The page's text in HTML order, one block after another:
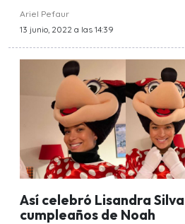
Ariel Pefaur
13 junio, 2022 a las 14:39
Así celebró Lisandra
cumpleaños de Noah